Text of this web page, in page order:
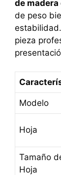
de
de peso
pieza
Modelo
Hoja
Tamaño
Hoja